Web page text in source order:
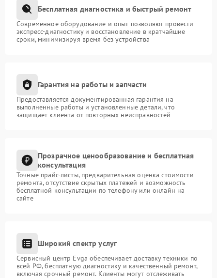
Бесплатная диагностика и быстрый ремонт
Современное оборудование и опыт позволяют провести
экспресс-диагностику и восстановление в кратчайшие
сроки, минимизируя время без устройства
Гарантия на работы и запчасти
Предоставляется документированная гарантия на
выполненные работы и установленные детали, что
защищает клиента от повторных неисправностей
Прозрачное ценообразование и бесплатная
консультация
Точные прайс-листы, предварительная оценка стоимости
ремонта, отсутствие скрытых платежей и возможность
бесплатной консультации по телефону или онлайн на
сайте
Широкий спектр услуг
Сервисный центр Evga обеспечивает доставку техники по
всей РФ, бесплатную диагностику и качественный ремонт,
включая срочный ремонт. Клиенты могут отслеживать